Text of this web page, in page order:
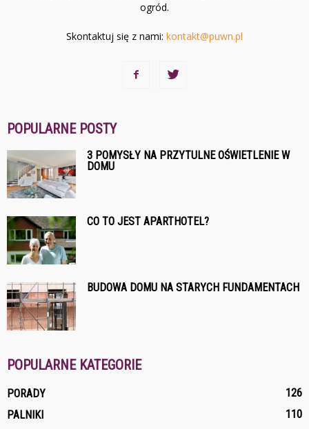
ogród.
Skontaktuj się z nami: kontakt@puwn.pl
POPULARNE POSTY
3 POMYSŁY NA PRZYTULNE OŚWIETLENIE W
DOMU
CO TO JEST APARTHOTEL?
BUDOWA DOMU NA STARYCH FUNDAMENTACH
POPULARNE KATEGORIE
PORADY
126
PALNIKI
110